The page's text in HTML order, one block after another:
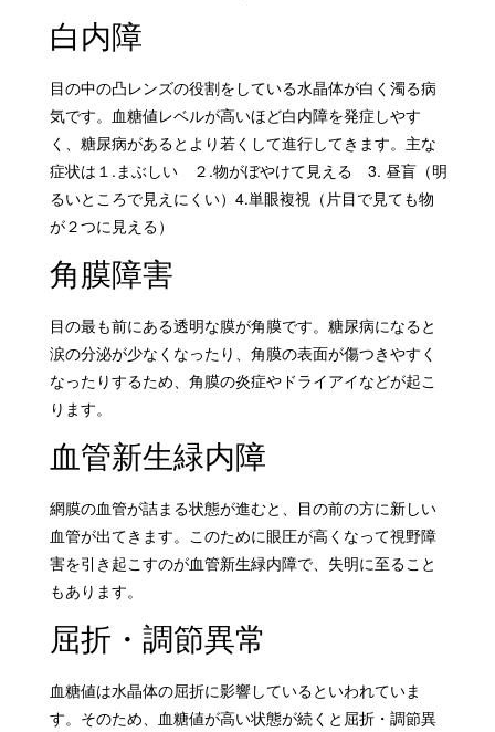
白内障
目の中の凸レンズの役割をしている水晶体が白く濁る病
気です。血糖値レベルが高いほど白内障を発症しやす
く、糖尿病があるとより若くして進行してきます。主な
症状は１.まぶしい ２.物がぼやけて見える 3. 昼盲（明
るいところで見えにくい）4.単眼複視（片目で見ても物
が２つに見える）
角膜障害
目の最も前にある透明な膜が角膜です。糖尿病になると
涙の分泌が少なくなったり、角膜の表面が傷つきやすく
なったりするため、角膜の炎症やドライアイなどが起こ
ります。
血管新生緑内障
網膜の血管が詰まる状態が進むと、目の前の方に新しい
血管が出てきます。このために眼圧が高くなって視野障
害を引き起こすのが血管新生緑内障で、失明に至ること
もあります。
屈折・調節異常
血糖値は水晶体の屈折に影響しているといわれていま
す。そのため、血糖値が高い状態が続くと屈折・調節異